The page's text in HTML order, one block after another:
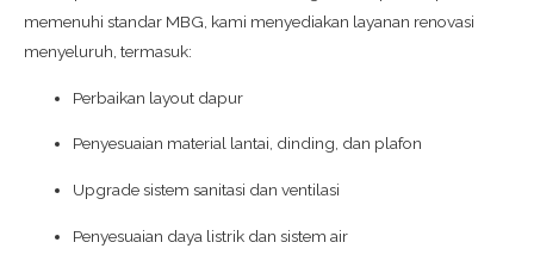
memenuhi standar MBG, kami menyediakan layanan renovasi
menyeluruh, termasuk:
Perbaikan layout dapur
Penyesuaian material lantai, dinding, dan plafon
Upgrade sistem sanitasi dan ventilasi
Penyesuaian daya listrik dan sistem air